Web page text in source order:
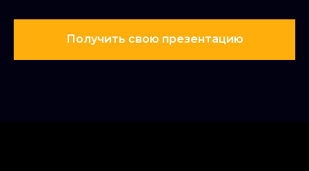
Получить свою презентацию